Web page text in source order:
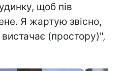
щоб пів
Я жартую звісно,
(простору)",